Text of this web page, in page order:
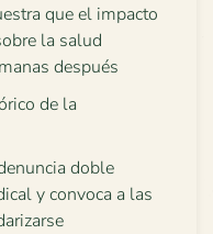
que el impacto
la salud
después
de la
doble
y convoca a las